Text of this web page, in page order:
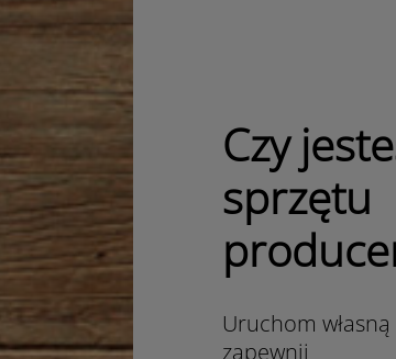
Czy
sprzętu
Uruchom
zapewnij